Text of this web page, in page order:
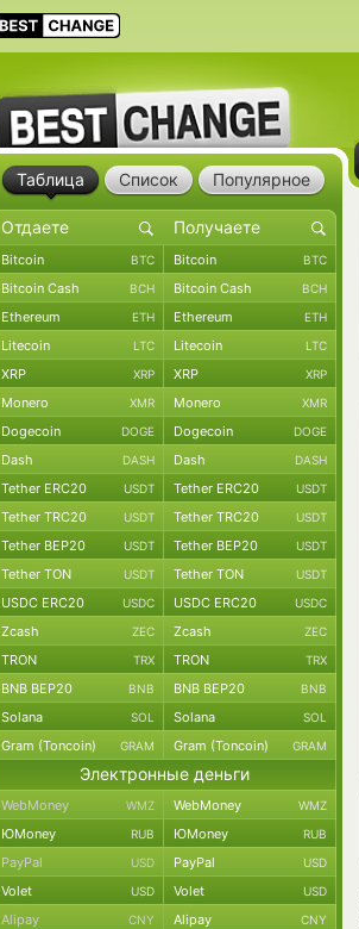
Таблица Список Популярное
Bitcoin BTC Bitcoin BTC
Bitcoin Cash BCH Bitcoin Cash BCH
Ethereum ETH Ethereum ETH
Litecoin LTC Litecoin LTC
XRP XRP XRP XRP
Monero XMR Monero XMR
Dogecoin DOGE Dogecoin DOGE
Dash DASH Dash DASH
Tether ERC20 USDT Tether ERC20 USDT
Tether TRC20 USDT Tether TRC20 USDT
Tether BEP20 USDT Tether BEP20 USDT
Tether TON USDT Tether TON USDT
USDC ERC20 USDC USDC ERC20 USDC
Zcash ZEC Zcash ZEC
TRON TRX TRON TRX
BNB BEP20 BNB BNB BEP20 BNB
Solana SOL Solana SOL
Gram (Toncoin) GRAM Gram (Toncoin) GRAM
Электронные деньги
WebMoney WMZ WebMoney WMZ
ЮMoney RUB ЮMoney RUB
PayPal USD PayPal USD
Volet USD Volet USD
Alipay CNY Alipay CNY